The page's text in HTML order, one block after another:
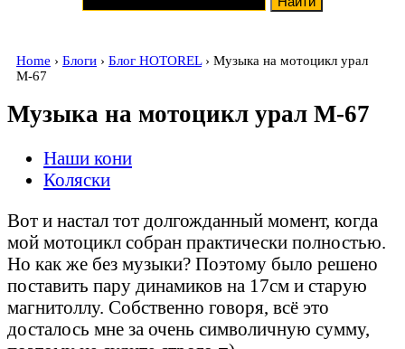
Home › Блоги › Блог HOTOREL› Музыка на мотоцикл урал
М-67
Музыка на мотоцикл урал М-67
Наши кони
Коляски
Вот и настал тот долгожданный момент, когда
мой мотоцикл собран практически полностью.
Но как же без музыки? Поэтому было решено
поставить пару динамиков на 17см и старую
магнитоллу. Собственно говоря, всё это
досталось мне за очень символичную сумму,